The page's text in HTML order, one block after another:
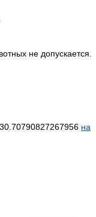
не допускается.
на